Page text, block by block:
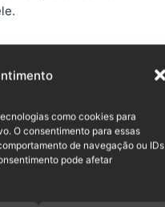
como cookies para
O consentimento para essas
de navegação ou IDs
pode afetar
eles foram
com o
o furto e o autor